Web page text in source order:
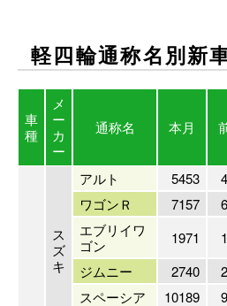
軽四輪通称名別新
車
種
メ
ー
カ
ー
通称名 本月
ス
ズ
キ
アルト 5453
ワゴンＲ
7157
エブリイワ
ゴン
1971
ジムニー
2740
スペーシア
10189